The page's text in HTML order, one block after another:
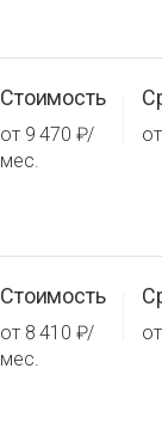
Стоимость
от 9 470 ₽/
мес.
Стоимость
от 8 410 ₽/
мес.